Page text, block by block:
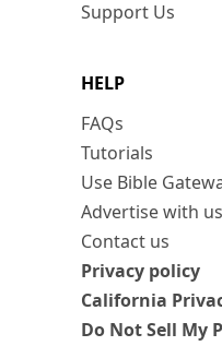
Support Us
HELP
FAQs
Tutorials
Use Bible
Advertise with us
Contact us
Privacy policy
California
Do Not Sell My